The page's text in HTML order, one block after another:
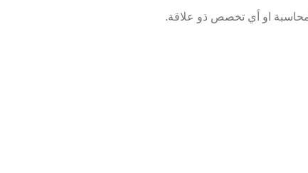
او أي تخصص ذو علاقة.